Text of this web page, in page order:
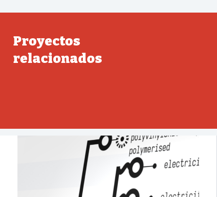
Proyectos
relacionados